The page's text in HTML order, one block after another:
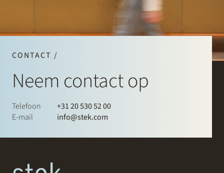
CONTACT /
Neem contact op
Telefoon
+31 20 530 52 00
E-mail
info@stek.com